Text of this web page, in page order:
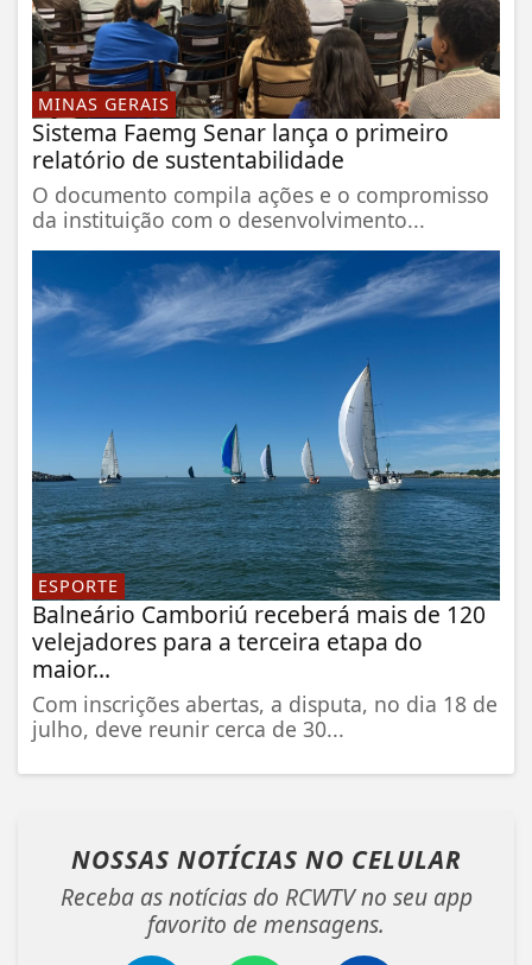
MINAS GERAIS
Sistema Faemg Senar lança o primeiro
relatório de sustentabilidade
O documento compila ações e o compromisso
da instituição com o desenvolvimento...
ESPORTE
Balneário Camboriú receberá mais de 120
velejadores para a terceira etapa do
maior...
Com inscrições abertas, a disputa, no dia 18 de
julho, deve reunir cerca de 30...
NOSSAS NOTÍCIAS NO CELULAR
Receba as notícias do RCWTV no seu app
favorito de mensagens.